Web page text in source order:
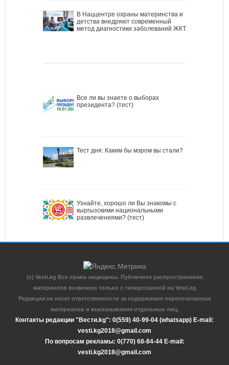
В Наццентре охраны материнства и
детства внедряют современный
метод диагностики заболеваний ЖКТ
Все ли вы знаете о выборах
президента? (тест)
Тест дня: Каким бы мэром вы стали?
Узнайте, хорошо ли Вы знакомы с
кыргызскими национальными
развлечениями? (тест)
(c) Vesti.kg Все права защищены. Публичное распространение
материалов возможно только с гиперссылкой на Vesti.kg
Редакция не несет ответственности за содержимое перепечатанных
материалов и высказывания отдельных лиц.
Контакты редакции "Вести.kg": 0(559) 40-99-04 (whatsapp) E-mail:
vesti.kg2018@gmail.com
По вопросам рекламы: 0(770) 68-84-44 E-mail:
vesti.kg2018@gmail.com